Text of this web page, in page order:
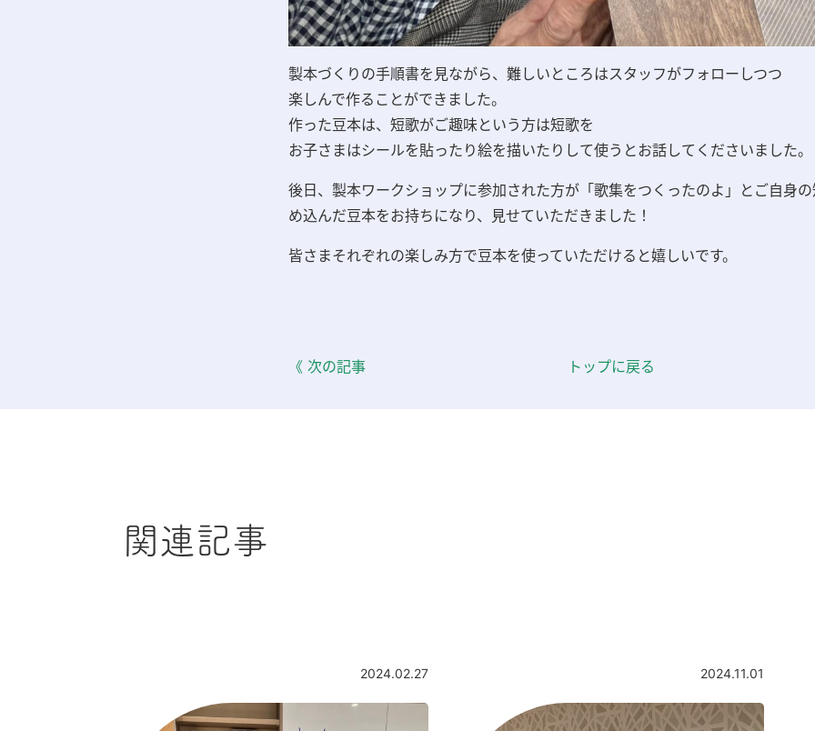
製本づくりの手順書を見ながら、難しいところはスタッフがフォローしつつ
楽しんで作ることができました。
作った豆本は、 短歌がご趣味という方は短歌を
お子さまはシールを貼ったり絵を描いたりして使うとお話してくださいました。
後日、製本ワークショップに参加された方が「歌集をつくったのよ」とご自身
め込んだ豆本をお持ちになり、見せていただきました！
皆さまそれぞれの楽しみ方で豆本を使っていただけると嬉しいです。
《 次の記事 トップに戻る
関連記事
2024.02.27 2024.11.01